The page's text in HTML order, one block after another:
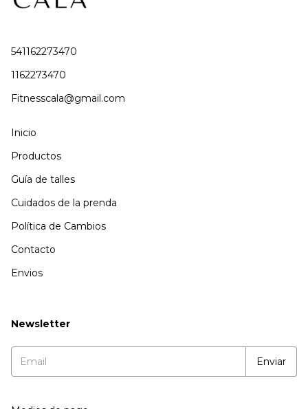
541162273470
1162273470
Fitnesscala@gmail.com
Inicio
Productos
Guía de talles
Cuidados de la prenda
Política de Cambios
Contacto
Envios
Newsletter